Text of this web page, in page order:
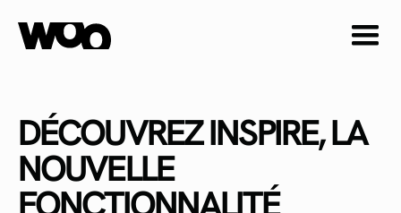
DÉCOUVREZ INSPIRE, LA
NOUVELLE